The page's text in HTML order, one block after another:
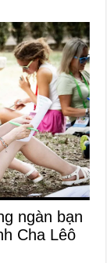
ngàn bạn
Cha Lêô